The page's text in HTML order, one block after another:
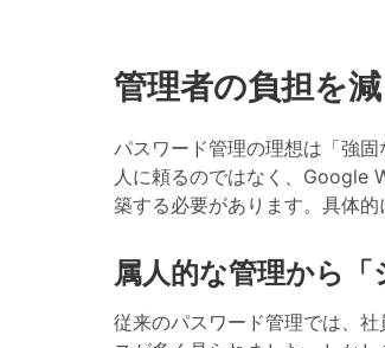
管理者の負担を
パスワード管理の理想は「強
人に頼るのではなく、Google
築する必要があります。具体的
属人的な管理から
従来のパスワード管理では、